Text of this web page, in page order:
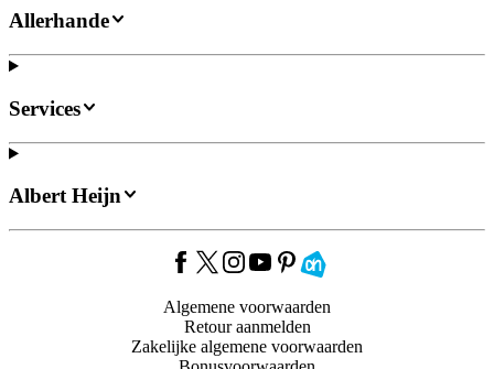
Allerhande
Services
Albert Heijn
Algemene voorwaarden
Retour aanmelden
Zakelijke algemene voorwaarden